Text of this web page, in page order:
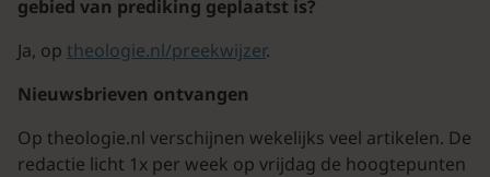
gebied van prediking geplaatst is?
Ja, op theologie.nl/preekwijzer.
Nieuwsbrieven ontvangen
Op theologie.nl verschijnen wekelijks veel artikelen. De
redactie licht 1x per week op vrijdag de hoogtepunten